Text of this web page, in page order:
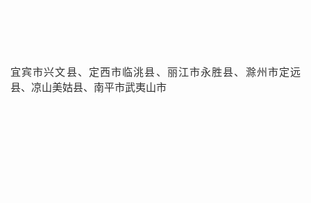
宜宾市兴文县、定西市临洮县、丽江市永胜县、滁州市定远
县、凉山美姑县、南平市武夷山市